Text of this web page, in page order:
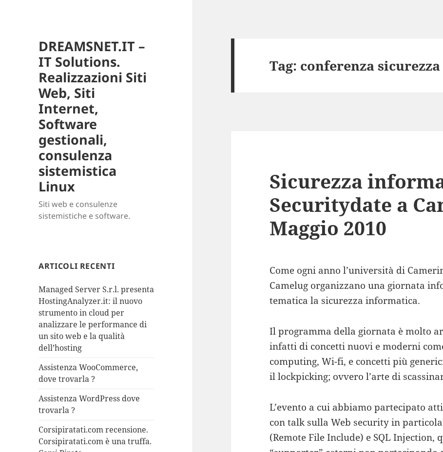
DREAMSNET.IT –
IT Solutions.
Realizzazioni Siti
Web, Siti
Internet,
Software
gestionali,
consulenza
sistemistica
Linux
Siti web e consulenze
sistemistiche e software.
ARTICOLI RECENTI
Managed Server S.r.l. presenta
HostingAnalyzer.it: il nuovo
strumento in cloud per
analizzare le performance di
un sito web e la qualità
dell’hosting
Assistenza WooCommerce,
dove trovarla ?
Assistenza WordPress dove
trovarla ?
Corsipiratati.com recensione.
Corsipiratati.com è una truffa.
Tag: conferenza
Sicurezza
Securitydate a
Maggio 2010
Come ogni anno l’università di
Camelug organizzano una giornata
tematica la sicurezza informatica.
Il programma della giornata è molto
infatti di concetti nuovi e moderni
computing, Wi-fi, e concetti più
il lockpicking; ovvero l’arte di
L’evento a cui abbiamo partecipato
con talk sulla Web security in
(Remote File Include) e SQL Injection,